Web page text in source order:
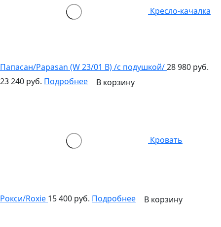
Кресло-качалка
Папасан/Papasan (W 23/01 B) /с подушкой/28 980 руб.
23 240 руб. Подробнее В корзину
Кровать
Рокси/Roxie 15 400 руб. Подробнее В корзину